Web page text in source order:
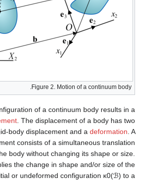
Figure 2. Motion
A change in the configuration of a
displacement. The displacement
components: a rigid-body displacement
rigid-body displacement consists of a
and rotation of the body without changing
Deformation implies the change in shape
body from an initial or undeformed